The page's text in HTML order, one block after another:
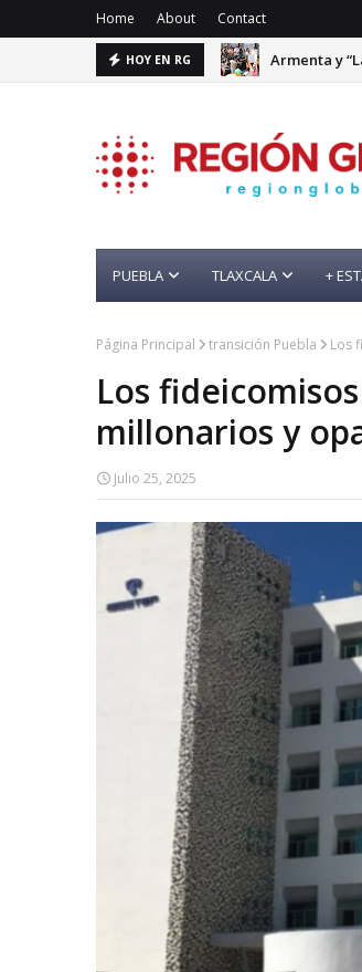
Home About Contact
HOY EN RG Armenta y
PUEBLA TLAXCALA +
Página Principal transición Puebla Los
Los
millonarios y
Julio 25, 2025